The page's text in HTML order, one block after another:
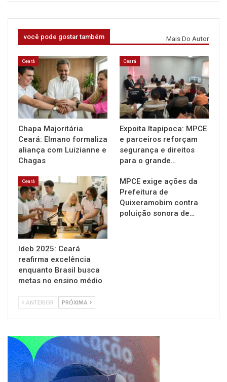
você pode gostar também Mais Do Autor
Ceará
Chapa Majoritária
Ceará: Elmano formaliza
aliança com Luizianne e
Chagas
Ceará
Expoita Itapipoca: MPCE
e parceiros reforçam
segurança e direitos
para o grande…
Ceará
Ideb 2025: Ceará
reafirma excelência
enquanto Brasil busca
metas no ensino médio
MPCE exige ações da
Prefeitura de
Quixeramobim contra
poluição sonora de…
ANTERIOR PRÓXIMA